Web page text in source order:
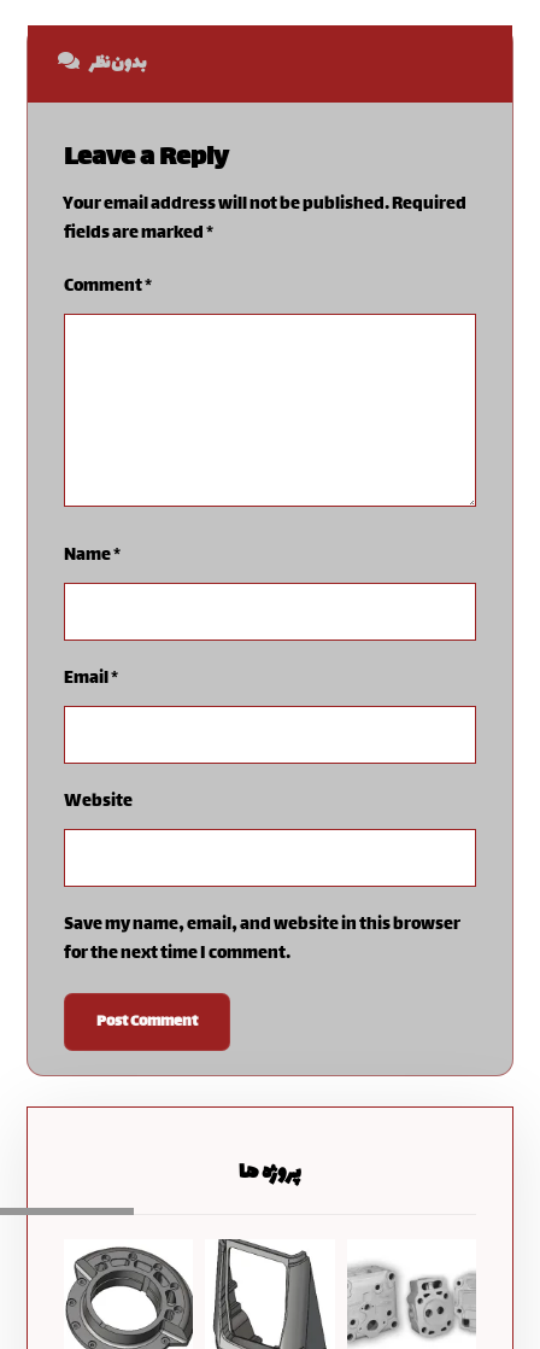
بدون نظر
Leave a Reply
Your email address will not be published.Required
fields are marked*
Comment*
Name*
Email*
Website
Save my name, email, and website in this browser
for the next time I comment.
پروژه ها